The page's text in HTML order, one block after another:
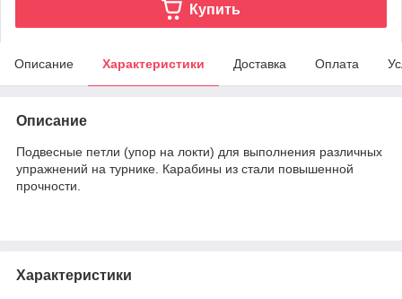
Купить
Описание Характеристики Доставка Оплата
Описание
Подвесные петли (упор на локти) для выполнения различных
упражнений на турнике. Карабины из стали повышенной
прочности.
Характеристики